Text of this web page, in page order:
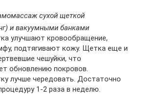
сухой щеткой
и вакуумными банками
улучшают кровообращение,
подтягивают кожу. Щетка еще и
чешуйки, что
обновлению покровов.
лучше чередовать. Достаточно
1-2 раза в неделю.